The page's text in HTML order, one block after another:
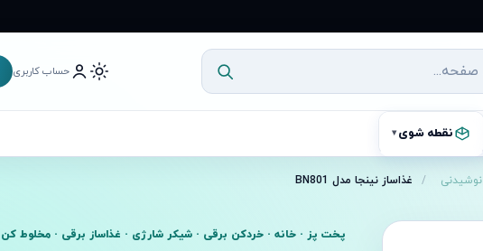
حساب کاربری
نقطه شوی ▾
نوشیدنی / غذاساز نینجا مدل BN801
پخت پز · خانه · خردکن برقی · شیکر شارژی · غذاساز برقی · مخلوط